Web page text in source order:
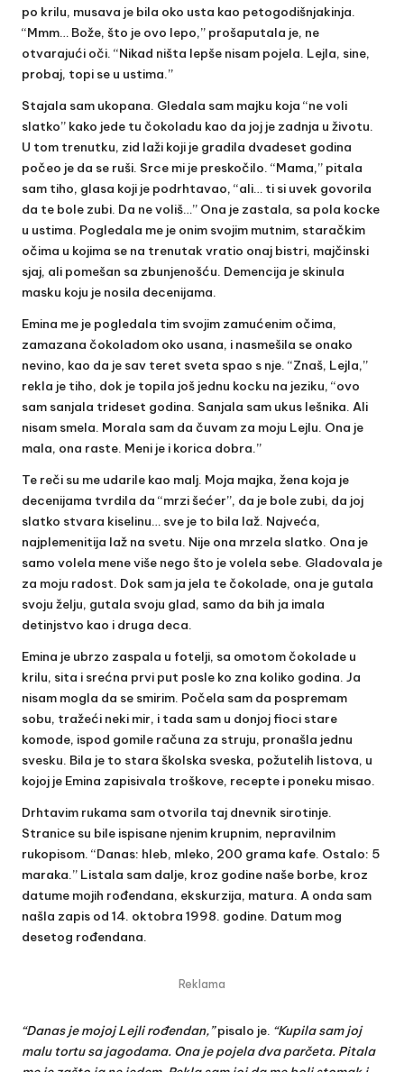
po krilu, musava je bila oko usta kao petogodišnjakinja.
“Mmm… Bože, što je ovo lepo,” prošaputala je, ne
otvarajući oči. “Nikad ništa lepše nisam pojela. Lejla, sine,
probaj, topi se u ustima.”
Stajala sam ukopana. Gledala sam majku koja “ne voli
slatko” kako jede tu čokoladu kao da joj je zadnja u životu.
U tom trenutku, zid laži koji je gradila dvadeset godina
počeo je da se ruši. Srce mi je preskočilo. “Mama,” pitala
sam tiho, glasa koji je podrhtavao, “ali… ti si uvek govorila
da te bole zubi. Da ne voliš…” Ona je zastala, sa pola kocke
u ustima. Pogledala me je onim svojim mutnim, staračkim
očima u kojima se na trenutak vratio onaj bistri, majčinski
sjaj, ali pomešan sa zbunjenošću. Demencija je skinula
masku koju je nosila decenijama.
Emina me je pogledala tim svojim zamućenim očima,
zamazana čokoladom oko usana, i nasmešila se onako
nevino, kao da je sav teret sveta spao s nje. “Znaš, Lejla,”
rekla je tiho, dok je topila još jednu kocku na jeziku, “ovo
sam sanjala trideset godina. Sanjala sam ukus lešnika. Ali
nisam smela. Morala sam da čuvam za moju Lejlu. Ona je
mala, ona raste. Meni je i korica dobra.”
Te reči su me udarile kao malj. Moja majka, žena koja je
decenijama tvrdila da “mrzi šećer”, da je bole zubi, da joj
slatko stvara kiselinu… sve je to bila laž. Najveća,
najplemenitija laž na svetu. Nije ona mrzela slatko. Ona je
samo volela mene više nego što je volela sebe. Gladovala je
za moju radost. Dok sam ja jela te čokolade, ona je gutala
svoju želju, gutala svoju glad, samo da bih ja imala
detinjstvo kao i druga deca.
Emina je ubrzo zaspala u fotelji, sa omotom čokolade u
krilu, sita i srećna prvi put posle ko zna koliko godina. Ja
nisam mogla da se smirim. Počela sam da pospremam
sobu, tražeći neki mir, i tada sam u donjoj fioci stare
komode, ispod gomile računa za struju, pronašla jednu
svesku. Bila je to stara školska sveska, požutelih listova, u
kojoj je Emina zapisivala troškove, recepte i poneku misao.
Drhtavim rukama sam otvorila taj dnevnik sirotinje.
Stranice su bile ispisane njenim krupnim, nepravilnim
rukopisom. “Danas: hleb, mleko, 200 grama kafe. Ostalo: 5
maraka.” Listala sam dalje, kroz godine naše borbe, kroz
datume mojih rođendana, ekskurzija, matura. A onda sam
našla zapis od 14. oktobra 1998. godine. Datum mog
desetog rođendana.
Reklama
“Danas je mojoj Lejli rođendan,”pisalo je. “Kupila sam joj
malu tortu sa jagodama. Ona je pojela dva parčeta. Pitala